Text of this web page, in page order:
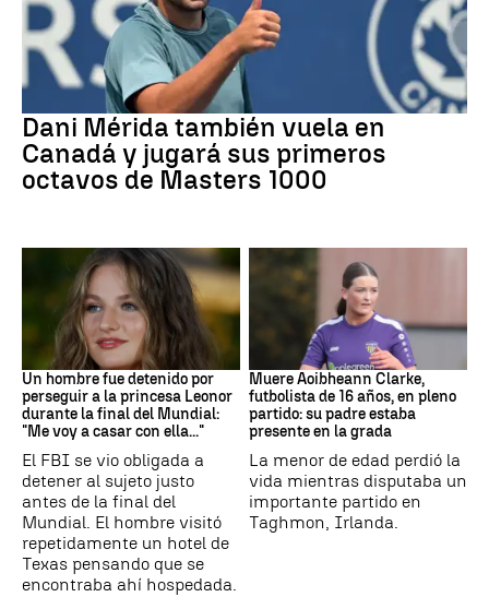
Dani Mérida también vuela en
Canadá y jugará sus primeros
octavos de Masters 1000
Mundial 2026
Un hombre fue detenido por
perseguir a la princesa Leonor
durante la final del Mundial:
"Me voy a casar con ella..."
El FBI se vio obligada a
detener al sujeto justo
antes de la final del
Mundial. El hombre visitó
repetidamente un hotel de
Texas pensando que se
encontraba ahí hospedada.
Muere Aoibheann Clarke,
futbolista de 16 años, en pleno
partido: su padre estaba
presente en la grada
La menor de edad perdió la
vida mientras disputaba un
importante partido en
Taghmon, Irlanda.